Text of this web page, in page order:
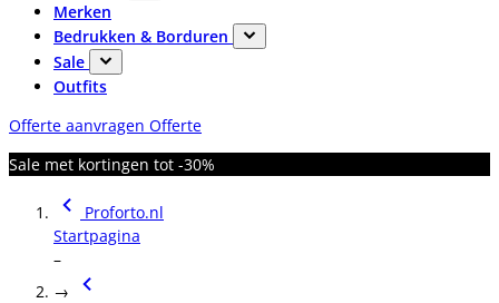
Merken
Bedrukken & Borduren
Sale
Outfits
Offerte aanvragen Offerte
Sale met kortingen tot -30%
Proforto.nl
Startpagina
–
→